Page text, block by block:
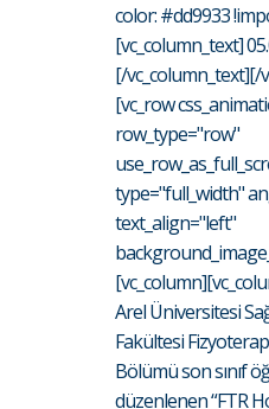
color: #dd9933
[vc_column_text]
[/vc_column_text][/
[vc_row
row_type="row"
type="full_width"
text_align="left"
Arel Üniversitesi
Fakültesi
Bölümü son sınıf
düzenlenen “FTR